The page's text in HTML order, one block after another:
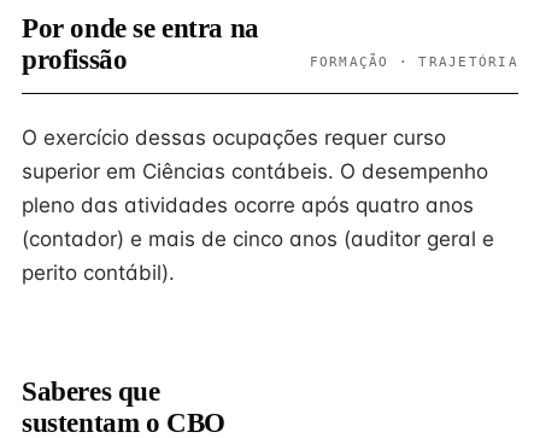
Por onde se entra na
profissão
FORMAÇÃO · TRAJETÓRIA
O exercício dessas ocupações requer curso
superior em Ciências contábeis. O desempenho
pleno das atividades ocorre após quatro anos
(contador) e mais de cinco anos (auditor geral e
perito contábil).
Saberes que
sustentam o CBO